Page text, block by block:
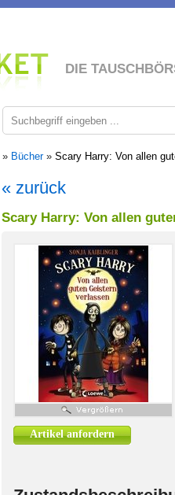
DIE
» Bücher» Scary Harry: Von allen
« zurück
Scary Harry: Von allen
Artikel anfordern